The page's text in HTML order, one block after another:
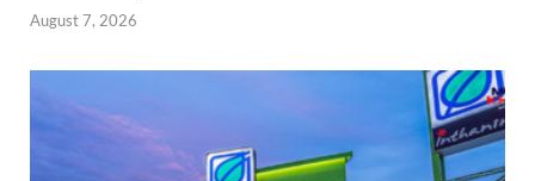
August 7, 2026